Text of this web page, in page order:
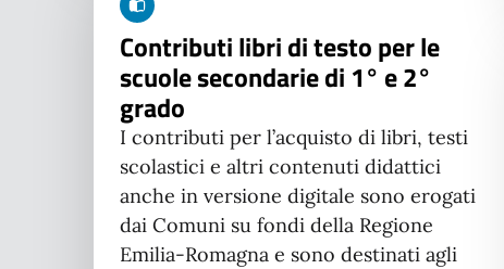
Contributi libri di testo per le
scuole secondarie di 1° e 2°
grado
I contributi per l’acquisto di libri, testi
scolastici e altri contenuti didattici
anche in versione digitale sono erogati
dai Comuni su fondi della Regione
Emilia-Romagna e sono destinati agli